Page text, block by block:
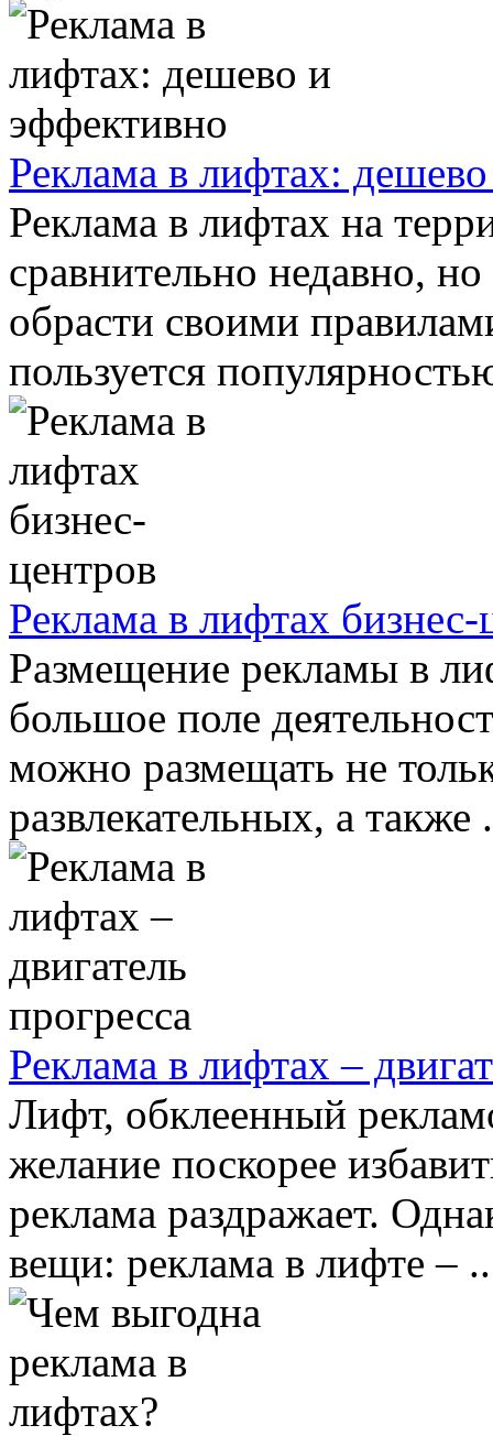
Реклама в лифтах:
Реклама в лифтах на
сравнительно недавно,
обрасти своими
пользуется
Реклама в лифтах бизнес-
Размещение рекламы в
большое поле
можно размещать не
развлекательных, а также
Реклама в лифтах –
Лифт, обклеенный
желание поскорее
реклама раздражает.
вещи: реклама в лифте –